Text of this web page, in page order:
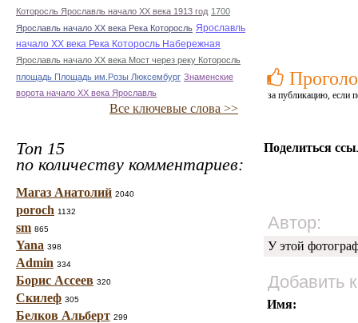
Которосль Ярославль начало ХХ века 1913 год 1700
Ярославль начало ХХ века Река Которосль Ярославль
начало ХХ века Река Которосль Набережная
Ярославль начало ХХ века Мост через реку Которосль
площадь Площадь им.Розы Люксембург Знаменские
ворота начало ХХ века Ярославль
Все ключевые слова >>
Топ 15
по количеству комментариев:
Магаз Анатолий 2040
poroch 1132
sm 865
Yana 398
Admin 334
Борис Ассеев 320
Скилеф 305
Белков Альберт 299
за публикацию, если
Поделиться
Автор:
У этой
Добавить
Имя: